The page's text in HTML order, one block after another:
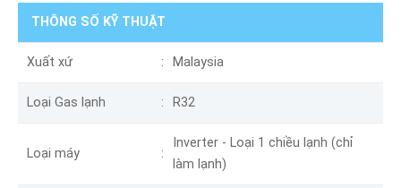
THÔNG SỐ KỸ THUẬT
Xuất xứ Malaysia
Loại Gas lạnh R32
Loại máy
Inverter - Loại 1 chiều lạnh (chỉ
làm lạnh)